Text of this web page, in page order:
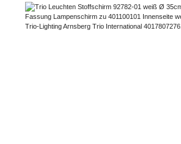
Bildergalerie überspringen